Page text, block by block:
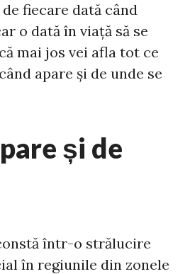
fiecare dată când
o dată în viață să se
mai jos vei afla tot ce
apare și de unde se
și de
într-o strălucire
în regiunile din zonele